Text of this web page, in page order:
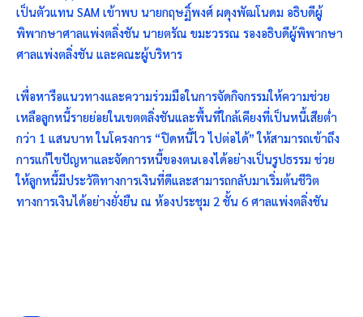
เป็นตัวแทน SAM เข้าพบ นายกฤษฏิ์พงศ์ ผดุงพัฒโนดม อธิบดีผู้
พิพากษาศาลแพ่งตลิ่งชัน ​นายตรัณ ขมะวรรณ รองอธิบดีผู้พิพากษา
ศาลแพ่งตลิ่งชัน และคณะผู้บริหาร
เพื่อหารือแนวทางและความร่วมมือในการจัดกิจกรรมให้ความช่วย
เหลือลูกหนี้รายย่อยในเขตตลิ่งชันและพื้นที่ใกล้เคียงที่เป็นหนี้เสียต่ำ
กว่า 1 แสนบาท ในโครงการ “ปิดหนี้ไว ไปต่อได้” ให้สามารถเข้าถึง
การแก้ไขปัญหาและจัดการหนี้ของตนเองได้อย่างเป็นรูปธรรม ช่วย
ให้ลูกหนี้มีประวัติทางการเงินที่ดีและสามารถกลับมาเริ่มต้นชีวิต
ทางการเงินได้อย่างยั่งยืน ณ ห้องประชุม 2 ชั้น 6 ศาลแพ่งตลิ่งชัน